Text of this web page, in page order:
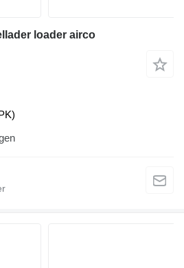
loader airco